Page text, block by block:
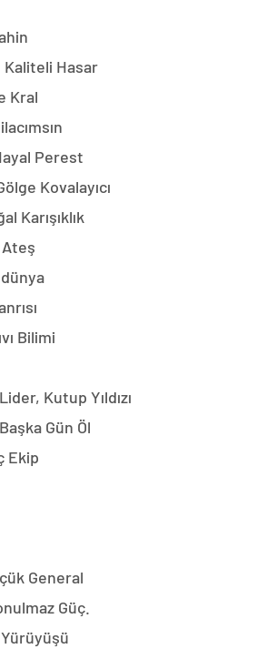
Kaliteli Hasar
Kral
Perest
Kovalayıcı
Karışıklık
Ateş
Bilimi
Kutup Yıldızı
Gün Öl
Ekip
General
Güç.